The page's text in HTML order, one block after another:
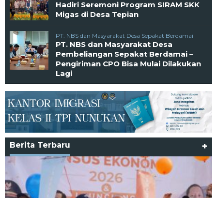
Hadiri Seremoni Program SIRAM SKK
Migas di Desa Tepian
PT. NBS dan Masyarakat Desa Sepakat Berdamai
PT. NBS dan Masyarakat Desa
Pembeliangan Sepakat Berdamai –
Pengiriman CPO Bisa Mulai Dilakukan
Lagi
Berita Terbaru +